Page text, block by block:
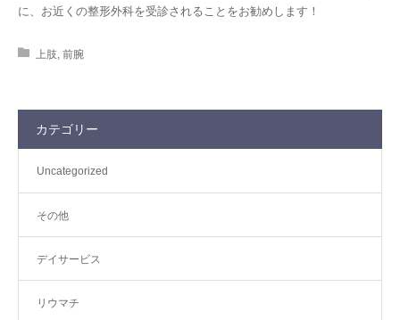
に、お近くの整形外科を受診されることをお勧めします！
上肢, 前腕
カテゴリー
Uncategorized
その他
デイサービス
リウマチ